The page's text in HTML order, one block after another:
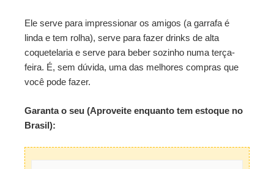
Ele serve para impressionar os amigos (a garrafa é
linda e tem rolha), serve para fazer drinks de alta
coquetelaria e serve para beber sozinho numa terça-
feira. É, sem dúvida, uma das melhores compras que
você pode fazer.
Garanta o seu (Aproveite enquanto tem estoque no
Brasil):